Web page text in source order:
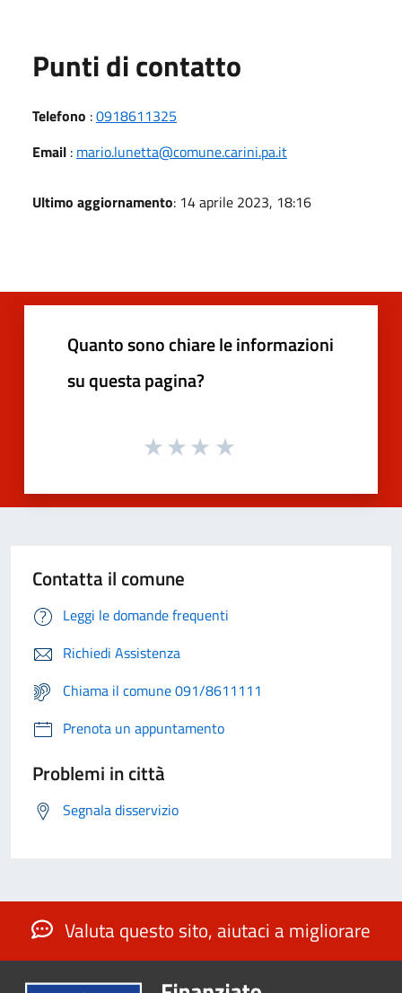
Punti di contatto
Telefono :0918611325
Email : mario.lunetta@comune.carini.pa.it
Ultimo aggiornamento: 14 aprile 2023, 18:16
Quanto sono chiare le informazioni
su questa pagina?
Contatta il comune
Leggi le domande frequenti
Richiedi Assistenza
Chiama il comune 091/8611111
Prenota un appuntamento
Problemi in città
Segnala disservizio
Valuta questo sito, aiutaci a migliorare